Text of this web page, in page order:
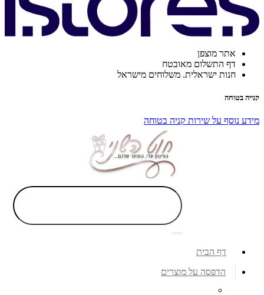
אתר מוצפן
דף התשלום מאובטח
חנות ישראלית. משלוחים מישראל
קנייה בטוחה
מידע נוסף על שירות קניה בטוחה
דף הבית
הדפסה על מוצרים